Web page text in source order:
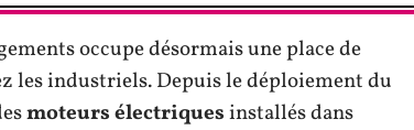
occupe désormais une place de
les industriels. Depuis le déploiement du
moteurs électriquesinstallés dans